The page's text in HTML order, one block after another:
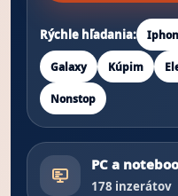
Rýchle hľadania:
Galaxy Kúpim
Nonstop
PC a
178 inzerátov